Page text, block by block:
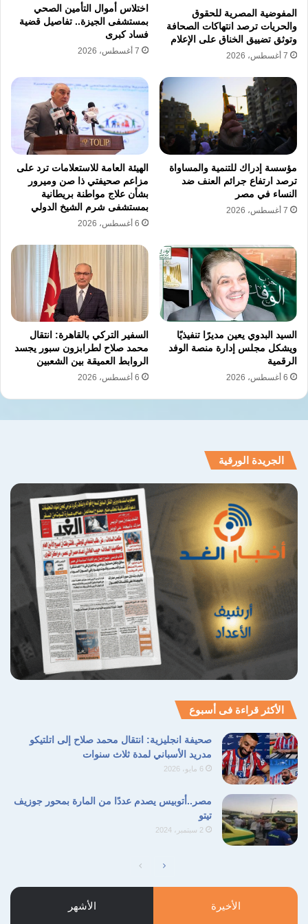
المفوضية المصرية للحقوق
والحريات ترصد انتهاكات الصحافة
وتوثق تضييق الخناق على الإعلام
7 أغسطس، 2026
اختلاس أموال التأمين الصحي
بمستشفى الجيزة.. تفاصيل قضية
فساد كبرى
7 أغسطس، 2026
مؤسسة إدراك للتنمية والمساواة
ترصد ارتفاع جرائم العنف ضد
النساء في مصر
7 أغسطس، 2026
الهيئة العامة للاستعلامات ترد على
مزاعم صحيفتي ذا صن وميرور
بشأن علاج مواطنة بريطانية
بمستشفى شرم الشيخ الدولي
6 أغسطس، 2026
السيد البدوي يعين مديرًا تنفيذيًا
ويشكل مجلس إدارة منصة الوفد
الرقمية
6 أغسطس، 2026
السفير التركي بالقاهرة: انتقال
محمد صلاح لطرابزون سبور يجسد
الروابط العميقة بين الشعبين
6 أغسطس، 2026
الجريدة الورقية
الأكثر قراءة فى أسبوع
صحيفة انجليزية: انتقال محمد صلاح إلى اتلتيكو
مدريد الأسباني لمدة ثلاث سنوات
6 مايو، 2026
مصر..أتوبيس يصدم عددًا من المارة بمحور جوزيف
تيتو
2 سبتمبر، 2024
الصفحةالصفحة
الأخيرة الأشهر